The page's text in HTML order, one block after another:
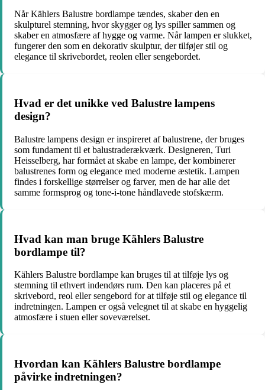
Når Kählers Balustre bordlampe tændes, skaber den en
skulpturel stemning, hvor skygger og lys spiller sammen og
skaber en atmosfære af hygge og varme. Når lampen er slukket,
fungerer den som en dekorativ skulptur, der tilføjer stil og
elegance til skrivebordet, reolen eller sengebordet.
Hvad er det unikke ved Balustre lampens
design?
Balustre lampens design er inspireret af balustrene, der bruges
som fundament til et balustraderækværk. Designeren, Turi
Heisselberg, har formået at skabe en lampe, der kombinerer
balustrenes form og elegance med moderne æstetik. Lampen
findes i forskellige størrelser og farver, men de har alle det
samme formsprog og tone-i-tone håndlavede stofskærm.
Hvad kan man bruge Kählers Balustre
bordlampe til?
Kählers Balustre bordlampe kan bruges til at tilføje lys og
stemning til ethvert indendørs rum. Den kan placeres på et
skrivebord, reol eller sengebord for at tilføje stil og elegance til
indretningen. Lampen er også velegnet til at skabe en hyggelig
atmosfære i stuen eller soveværelset.
Hvordan kan Kählers Balustre bordlampe
påvirke indretningen?